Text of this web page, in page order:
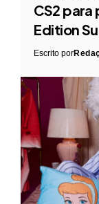
CS2
Edition
Escrito por